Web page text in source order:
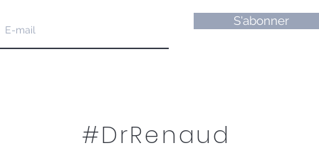
S'abonner
#DrRenaud